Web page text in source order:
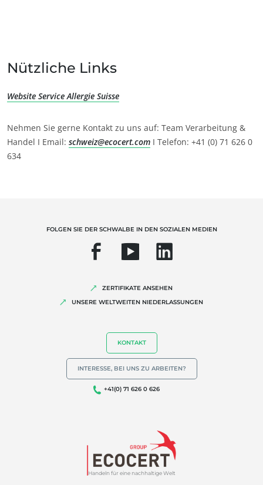
Bio-Landwirtschaft
Qualität und Lebensmittelsicherheit
Soziale Unternehmensverantwortung (CSR)
Umweltbezogene Angaben
Nützliche Links
Website Service Allergie Suisse
Nehmen Sie gerne Kontakt zu uns auf: Team Verarbeitung &
Handel I Email: schweiz@ecocert.com I Telefon: +41 (0) 71 626 0
634
Handeln für eine nachhaltige Welt
FOLGEN SIE DER SCHWALBE IN DEN SOZIALEN MEDIEN
ZERTIFIKATE ANSEHEN
UNSERE WELTWEITEN NIEDERLASSUNGEN
KONTAKT
INTERESSE, BEI UNS ZU ARBEITEN?
+41(0) 71 626 0 626